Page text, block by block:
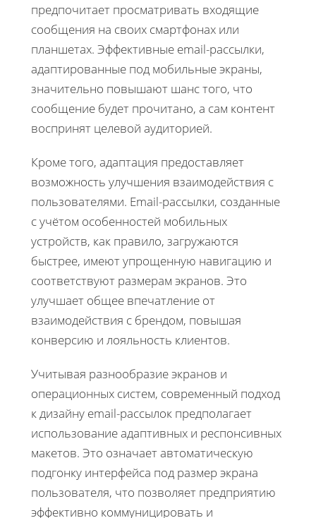
предпочитает просматривать входящие
сообщения на своих смартфонах или
планшетах. Эффективные email-рассылки,
адаптированные под мобильные экраны,
значительно повышают шанс того, что
сообщение будет прочитано, а сам контент
воспринят целевой аудиторией.
Кроме того, адаптация предоставляет
возможность улучшения взаимодействия с
пользователями. Email-рассылки, созданные
с учётом особенностей мобильных
устройств, как правило, загружаются
быстрее, имеют упрощенную навигацию и
соответствуют размерам экранов. Это
улучшает общее впечатление от
взаимодействия с брендом, повышая
конверсию и лояльность клиентов.
Учитывая разнообразие экранов и
операционных систем, современный подход
к дизайну email-рассылок предполагает
использование адаптивных и респонсивных
макетов. Это означает автоматическую
подгонку интерфейса под размер экрана
пользователя, что позволяет предприятию
эффективно коммуницировать и